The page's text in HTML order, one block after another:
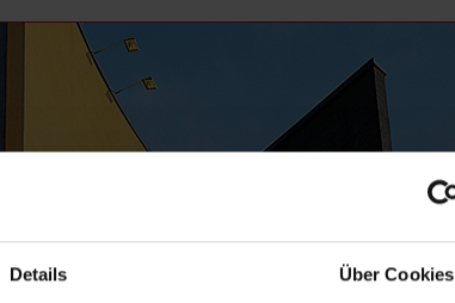
Details Über Cookies